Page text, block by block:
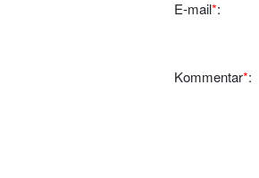
E-mail*:
Kommentar*: